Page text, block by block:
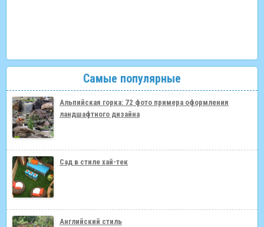
Самые популярные
Альпийская горка: 72 фото примера оформления
ландшафтного дизайна
Сад в стиле хай-тек
Английский стиль